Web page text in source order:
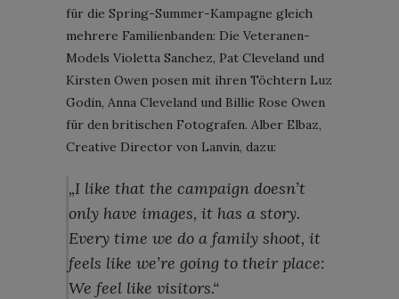
für die Spring-Summer-Kampagne gleich
mehrere Familienbanden: Die Veteranen-
Models Violetta Sanchez, Pat Cleveland und
Kirsten Owen posen mit ihren Töchtern Luz
Godin, Anna Cleveland und Billie Rose Owen
für den britischen Fotografen. Alber Elbaz,
Creative Director von Lanvin, dazu:
„I like that the campaign doesn’t
only have images, it has a story.
Every time we do a family shoot, it
feels like we’re going to their place:
We feel like visitors.“